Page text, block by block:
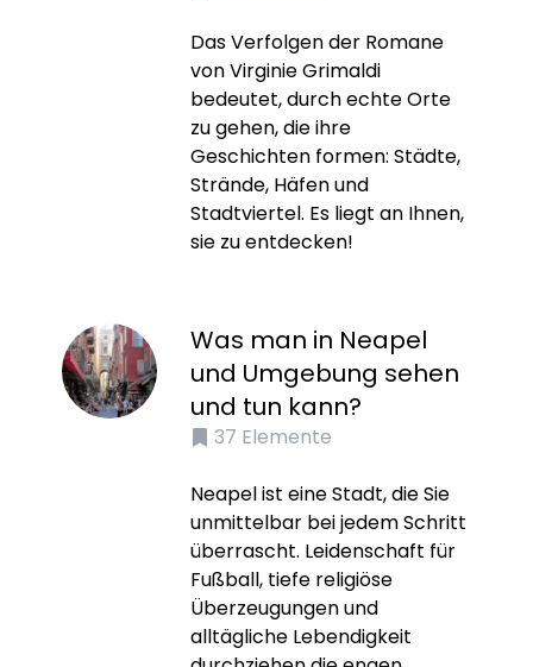
Das Verfolgen der Romane
von Virginie Grimaldi
bedeutet, durch echte Orte
zu gehen, die ihre
Geschichten formen: Städte,
Strände, Häfen und
Stadtviertel. Es liegt an Ihnen,
sie zu entdecken!
Was man in Neapel
und Umgebung sehen
und tun kann?
37 Elemente
Neapel ist eine Stadt, die Sie
unmittelbar bei jedem Schritt
überrascht. Leidenschaft für
Fußball, tiefe religiöse
Überzeugungen und
alltägliche Lebendigkeit